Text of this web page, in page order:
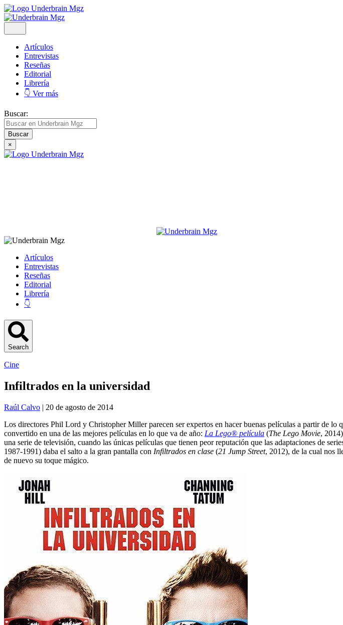
Artículos
Entrevistas
Reseñas
Editorial
Librería
👇 Ver más
Buscar:
×
Artículos
Entrevistas
Reseñas
Editorial
Librería
👇
Search
Cine
Infiltrados en la universidad
Raúl Calvo | 20 de agosto de 2014
Los directores Phil Lord y Christopher Miller parecen ser expertos en hacer buenas películas a partir de lo
convertido en una de las mejores películas en lo que va de año: La Lego® película (The Lego Movie,
una serie de televisión, cuando las únicas películas que tienen peor reputación que las adaptaciones de
1987-1991) daba el salto a la gran pantalla con Infiltrados en clase (21 Jump Street, 2012), de la cual nos
de nuevo su toque mágico.